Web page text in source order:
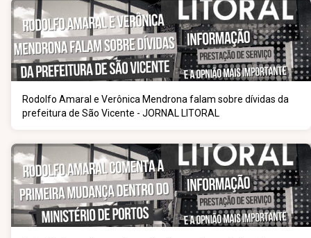
Rodolfo Amaral e Verônica Mendrona falam sobre dívidas da
prefeitura de São Vicente - JORNAL LITORAL